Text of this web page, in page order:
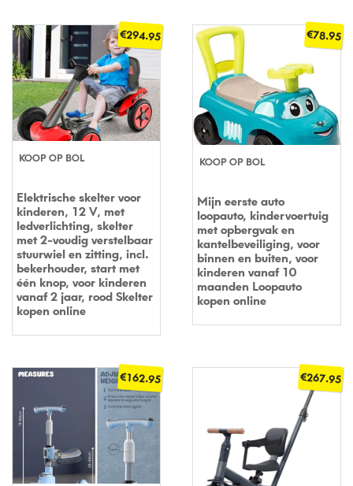
KOOP OP BOL
Elektrische skelter voor
kinderen, 12 V, met
ledverlichting, skelter
met 2-voudig verstelbaar
stuurwiel en zitting, incl.
bekerhouder, start met
één knop, voor kinderen
vanaf 2 jaar, rood Skelter
kopen online
€294.95
KOOP OP BOL
Mijn eerste auto
loopauto, kindervoertuig
met opbergvak en
kantelbeveiliging, voor
binnen en buiten, voor
kinderen vanaf 10
maanden Loopauto
kopen online
€78.95
€162.95 €267.95